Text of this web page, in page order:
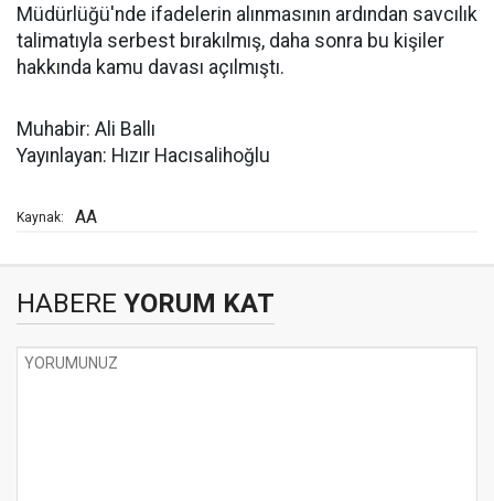
Müdürlüğü'nde ifadelerin alınmasının ardından savcılık
talimatıyla serbest bırakılmış, daha sonra bu kişiler
hakkında kamu davası açılmıştı.
Muhabir: Ali Ballı
Yayınlayan: Hızır Hacısalihoğlu
Kaynak: AA
HABERE YORUM KAT